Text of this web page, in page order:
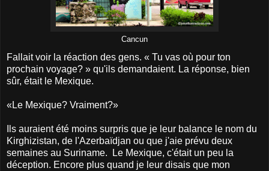
Cancun
Fallait voir la réaction des gens. « Tu vas où pour ton
prochain voyage? » qu'ils demandaient. La réponse, bien
sûr, était le Mexique.
«Le Mexique? Vraiment?»
Ils auraient été moins surpris que je leur balance le nom du
Kirghizistan, de l'Azerbaïdjan ou que j'aie prévu deux
semaines au Suriname. Le Mexique, c'était un peu la
déception. Encore plus quand je leur disais que mon